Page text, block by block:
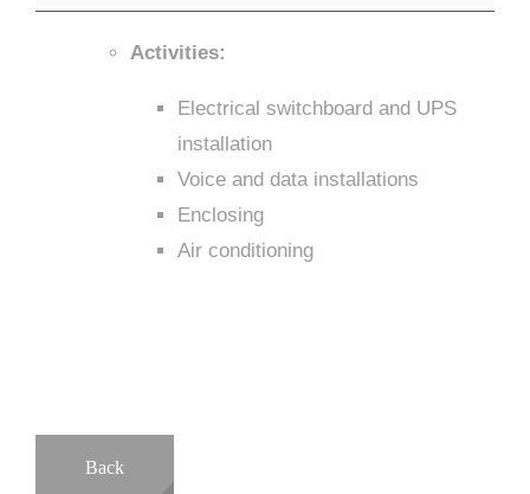
Activities:
Electrical switchboard and UPS
installation
Voice and data installations
Enclosing
Air conditioning
Back